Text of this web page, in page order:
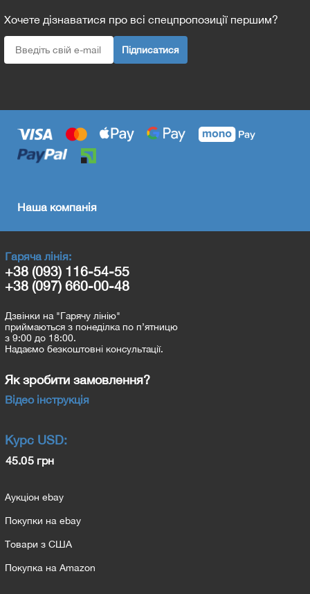
Хочете дізнаватися про всі спецпропозиції першим?
Підписатися
Наша компанія
Гаряча лінія:
+38 (093) 116-54-55
+38 (097) 660-00-48
Дзвінки на "Гарячу лінію"
приймаються з понеділка по п’ятницю
з 9:00 до 18:00.
Надаємо безкоштовні консультації.
Як зробити замовлення?
Відео інструкція
Курс USD:
45.05 грн
Аукціон ebay
Покупки на ebay
Товари з США
Покупка на Amazon